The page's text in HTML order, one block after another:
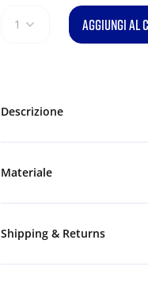
1 AGGIUNGI AL
Descrizione
Materiale
Shipping & Returns